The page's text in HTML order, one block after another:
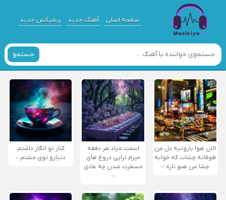
صفحه اصلی آهنگ جدید ریمیکس جدید
جستجو
الان هوا بارونیه دل من
طوفانه چشات که خوابه
چشا من هنو تاره –
اسمت میاد هر دفعه
میرم تراپی دروغ‌ های
مسخرت شدن چه عادی
–
کنار تو انگار داشتم
دنیارو توی مشتم –